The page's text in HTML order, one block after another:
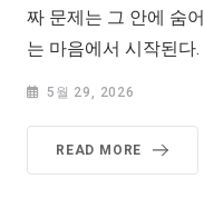
짜 문제는 그 안에 숨
는 마음에서 시작된다.
5월 29, 2026
READ MORE